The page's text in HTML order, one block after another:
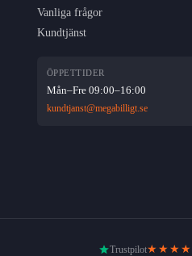
Vanliga frågor
Kundtjänst
ÖPPETTIDER
Mån–Fre 09:00–16:00
kundtjanst@megabilligt.se
Trustpilot★★★★